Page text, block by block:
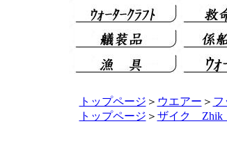
トップページ ＞ ウエアー ＞ フ
トップページ ＞ ザイク Zhik